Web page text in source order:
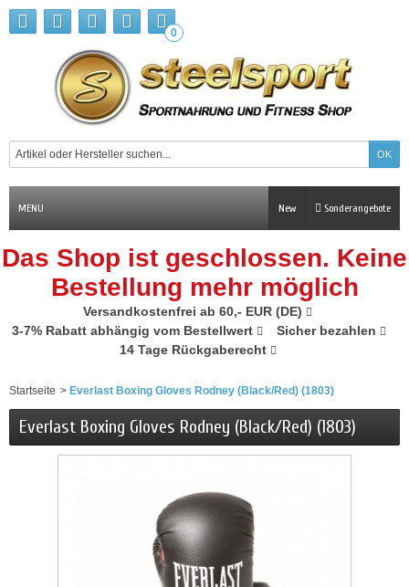
0
MENU Sonderangebote
New
Das Shop ist geschlossen. Keine
Bestellung mehr möglich
Versandkostenfrei ab 60,- EUR (DE)
3-7% Rabatt abhängig vom Bestellwert
Sicher bezahlen
14 Tage Rückgaberecht
Startseite > Everlast Boxing Gloves Rodney (Black/Red) (1803)
Everlast Boxing Gloves Rodney (Black/Red) (1803)